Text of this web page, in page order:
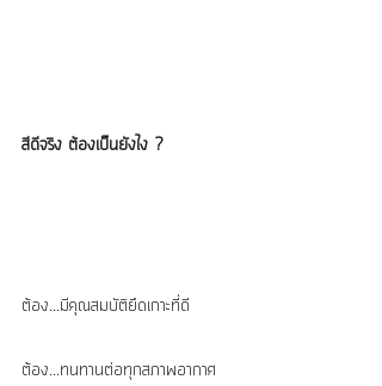
สีดีจริง ต้องเป็นยังไง ?
ต้อง...มีคุณสมบัติยึดเกาะที่ดี
ต้อง...ทนทานต่อทุกสภาพอากาศ